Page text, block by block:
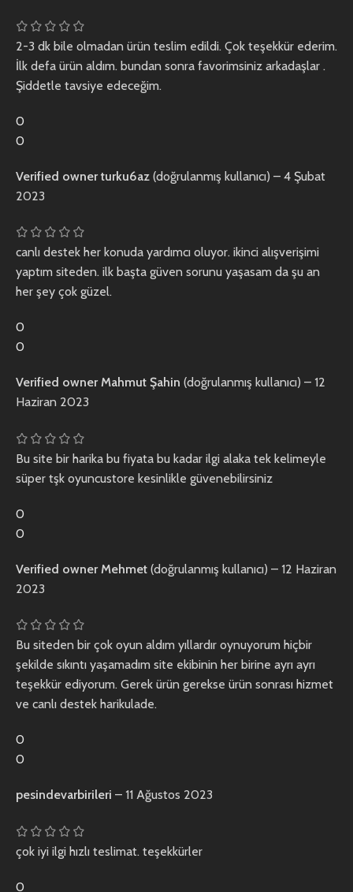
2-3 dk bile olmadan ürün teslim edildi. Çok teşekkür ederim.
İlk defa ürün aldım. bundan sonra favorimsiniz arkadaşlar .
Şiddetle tavsiye edeceğim.
0
0
Verified ownerturku6az (doğrulanmış kullanıcı) – 4 Şubat
2023
canlı destek her konuda yardımcı oluyor. ikinci alışverişimi
yaptım siteden. ilk başta güven sorunu yaşasam da şu an
her şey çok güzel.
0
0
Verified ownerMahmut Şahin (doğrulanmış kullanıcı) – 12
Haziran 2023
Bu site bir harika bu fiyata bu kadar ilgi alaka tek kelimeyle
süper tşk oyuncustore kesinlikle güvenebilirsiniz
0
0
Verified ownerMehmet (doğrulanmış kullanıcı) – 12 Haziran
2023
Bu siteden bir çok oyun aldım yıllardır oynuyorum hiçbir
şekilde sıkıntı yaşamadım site ekibinin her birine ayrı ayrı
teşekkür ediyorum. Gerek ürün gerekse ürün sonrası hizmet
ve canlı destek harikulade.
0
0
pesindevarbirileri – 11 Ağustos 2023
çok iyi ilgi hızlı teslimat. teşekkürler
0